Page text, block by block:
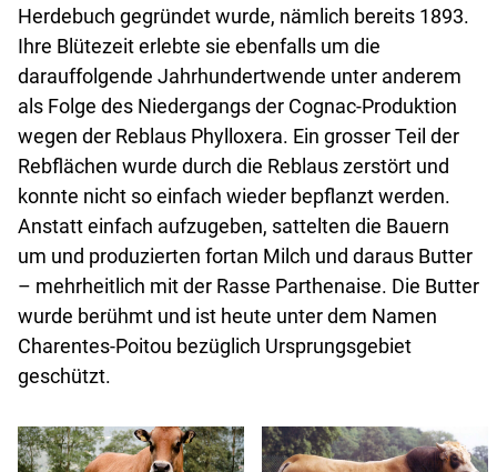
Herdebuch gegründet wurde, nämlich bereits 1893.
Ihre Blütezeit erlebte sie ebenfalls um die
darauffolgende Jahrhundertwende unter anderem
als Folge des Niedergangs der Cognac-Produktion
wegen der Reblaus Phylloxera. Ein grosser Teil der
Rebflächen wurde durch die Reblaus zerstört und
konnte nicht so einfach wieder bepflanzt werden.
Anstatt einfach aufzugeben, sattelten die Bauern
um und produzierten fortan Milch und daraus Butter
– mehrheitlich mit der Rasse Parthenaise. Die Butter
wurde berühmt und ist heute unter dem Namen
Charentes-Poitou bezüglich Ursprungsgebiet
geschützt.